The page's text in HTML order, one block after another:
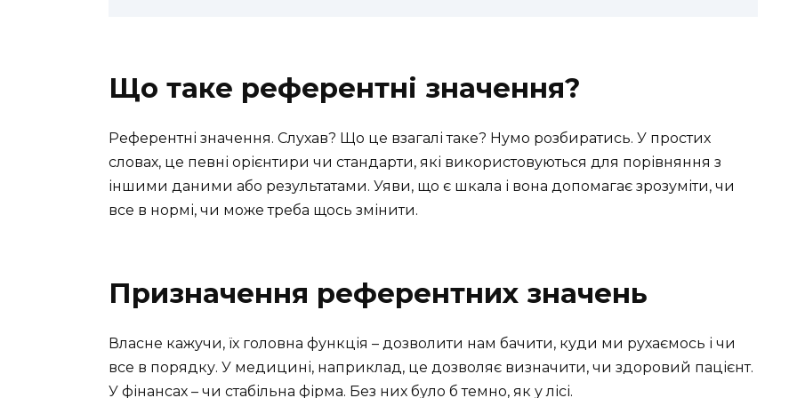
Що таке референтні значення?
Референтні значення. Слухав? Що це взагалі таке? Нумо розбиратись. У простих
словах, це певні орієнтири чи стандарти, які використовуються для порівняння з
іншими даними або результатами. Уяви, що є шкала і вона допомагає зрозуміти, чи
все в нормі, чи може треба щось змінити.
Призначення референтних значень
Власне кажучи, їх головна функція – дозволити нам бачити, куди ми рухаємось і чи
все в порядку. У медицині, наприклад, це дозволяє визначити, чи здоровий пацієнт.
У фінансах – чи стабільна фірма. Без них було б темно, як у лісі.